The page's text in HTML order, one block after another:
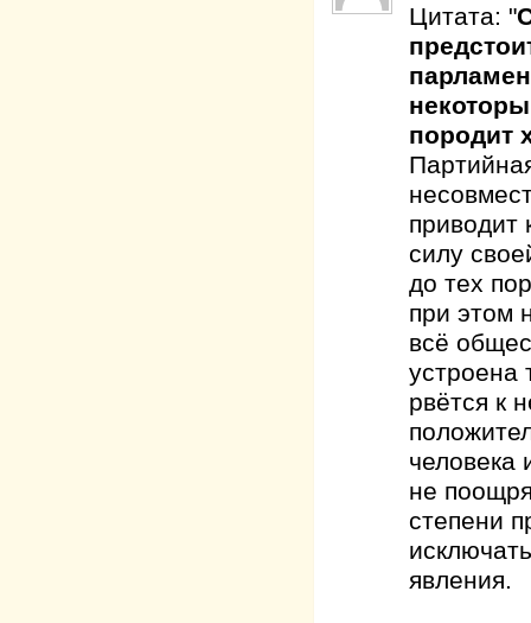
Цитата: "
породит
приводит
силу
до тех
при этом
всё
устроена
рвётся к
человека
не
степени
явления.